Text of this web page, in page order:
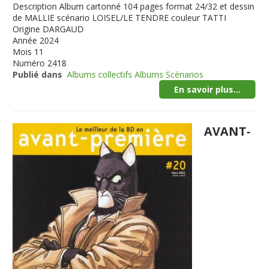
Description Album cartonné 104 pages format 24/32 et dessin
de MALLIE scénario LOISEL/LE TENDRE couleur TATTI
Origine DARGAUD
Année 2024
Mois 11
Numéro 2418
Publié dans Albums collectifs Albums Scénarios
En savoir plus...
AVANT-